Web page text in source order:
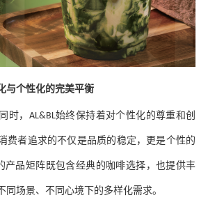
与个性化的完美平衡
时， AL&BL始终保持着对个性化的尊重和创
费者追求的不仅是品质的稳定，更是个性的
产品矩阵既包含经典的咖啡选择，也提供丰
同场景、不同心境下的多样化需求。